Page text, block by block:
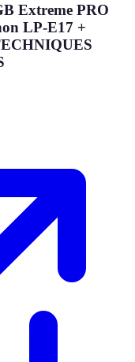
Extreme PRO
LP-E17 +